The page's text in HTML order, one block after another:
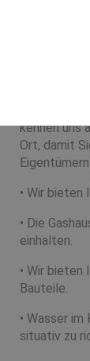
• Bei uns
kennen uns
Ort, damit
• Wir bieten
• Die
einhalten.
• Wir bieten
Bauteile.
• Wasser
situativ zu